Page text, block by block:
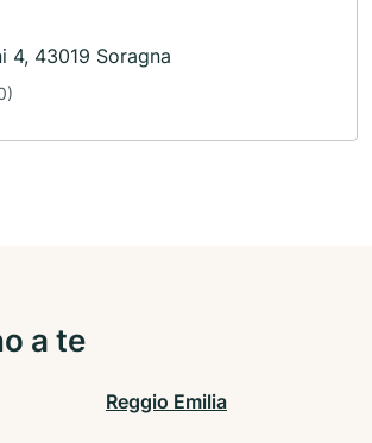
4, 43019 Soragna
a te
Reggio Emilia